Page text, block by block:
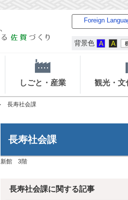
Foreign
背景色
しごと・産業 観光・文
長寿社会課
長寿社会課
新館 3階
長寿社会課に関する記事